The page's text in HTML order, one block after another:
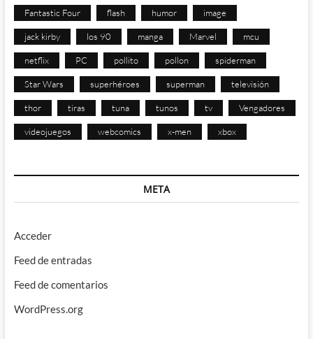
Fantastic Four flash humor image
jack kirby los 90 manga Marvel mcu
netflix PC pollito pollon spiderman
Star Wars superhéroes superman televisión
thor tiras tuna tunos tv Vengadores
videojuegos webcomics x-men xbox
META
Acceder
Feed de entradas
Feed de comentarios
WordPress.org